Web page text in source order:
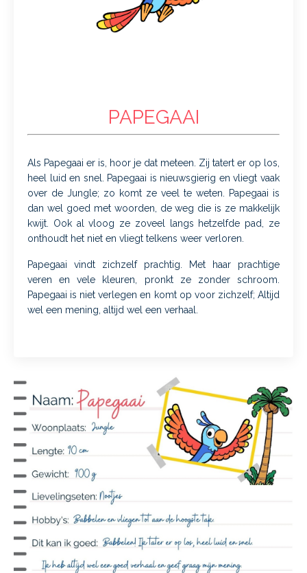
PAPEGAAI
Als Papegaai er is, hoor je dat meteen. Zij tatert er op los,
heel luid en snel. Papegaai is nieuwsgierig en vliegt vaak
over de Jungle; zo komt ze veel te weten. Papegaai is
dan wel goed met woorden, de weg die is ze makkelijk
kwijt. Ook al vloog ze zoveel langs hetzelfde pad, ze
onthoudt het niet en vliegt telkens weer verloren.
Papegaai vindt zichzelf prachtig. Met haar prachtige
veren en vele kleuren, pronkt ze zonder schroom.
Papegaai is niet verlegen en komt op voor zichzelf; Altijd
wel een mening, altijd wel een verhaal.